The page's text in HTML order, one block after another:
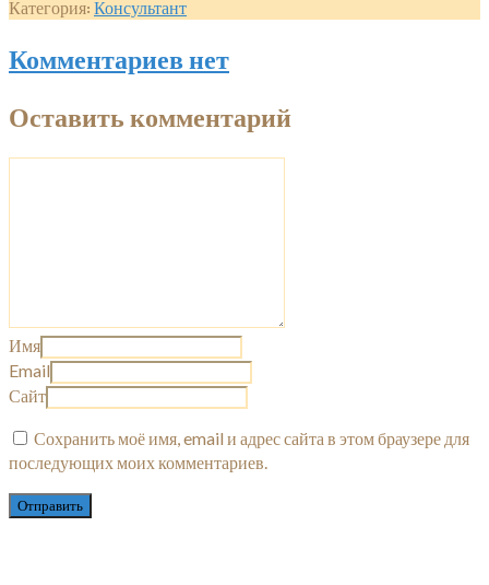
Категория: Консультант
Комментариев нет
Оставить комментарий
Имя
Email
Сайт
Сохранить моё имя, email и адрес сайта в этом браузере для
последующих моих комментариев.